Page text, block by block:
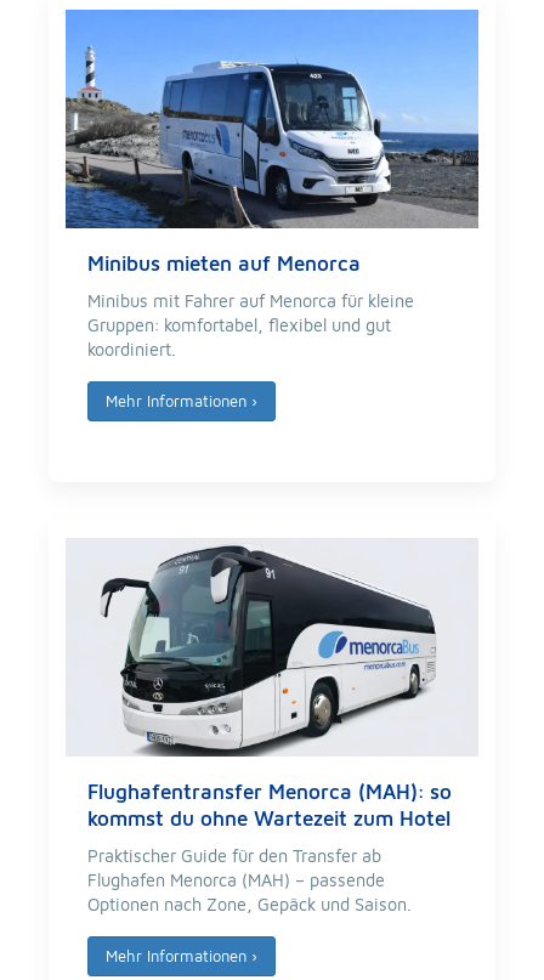
Minibus mieten auf Menorca
Minibus mit Fahrer auf Menorca für kleine
Gruppen: komfortabel, flexibel und gut
koordiniert.
Mehr Informationen ›
Flughafentransfer Menorca (MAH): so
kommst du ohne Wartezeit zum Hotel
Praktischer Guide für den Transfer ab
Flughafen Menorca (MAH) – passende
Optionen nach Zone, Gepäck und Saison.
Mehr Informationen ›